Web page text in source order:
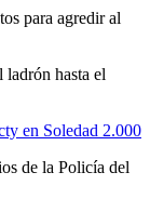
para agredir al
ladrón hasta el
en Soledad 2.000
de la Policía del